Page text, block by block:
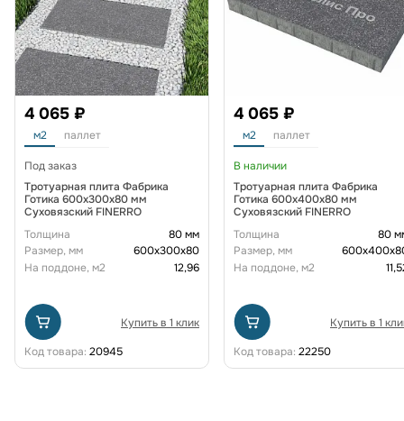
4 065 ₽
м2 паллет
Под заказ
Тротуарная плита Фабрика
Готика 600x300x80 мм
Суховязский FINERRO
Толщина
80 мм
Размер, мм
600х300х80
На поддоне, м2
12,96
Купить в 1 клик
Код товара: 20945
4 065 ₽
м2 паллет
В наличии
Тротуарная плита Фабрика
Готика 600х400х80 мм
Суховязский FINERRO
Толщина
80
Размер, мм
На поддоне, м2
Купить в 1
Код товара: 22250